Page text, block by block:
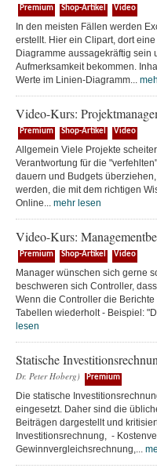
Premium Shop-Artikel Video
In den meisten Fällen werden
erstellt. Hier ein Clipart, dort
Diagramme aussagekräftig sein
Aufmerksamkeit bekommen.
Werte im Linien-Diagramm...
Video-Kurs:
Premium Shop-Artikel Video
Allgemein Viele Projekte
Verantwortung für die
dauern und Budgets
werden, die mit dem richtigen
Online... mehr lesen
Video-Kurs:
Premium Shop-Artikel Video
Manager wünschen sich gerne
beschweren sich Controller,
Wenn die Controller die
Tabellen wiederholt - Beispiel:
lesen
Statische
Dr. Peter Hoberg)
Premium
Die statische
eingesetzt. Daher sind die
Beiträgen dargestellt und
Investitionsrechnung, -
Gewinnvergleichsrechnung,...